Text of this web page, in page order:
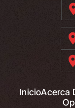
InicioAcerca